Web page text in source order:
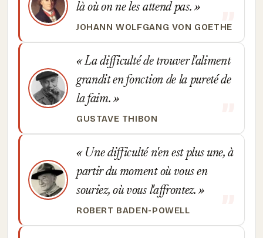
là où on ne les attend pas.
JOHANN WOLFGANG VON GOETHE
La difficulté de trouver l'aliment
grandit en fonction de la pureté de
la faim.
GUSTAVE THIBON
Une difficulté n'en est plus une, à
partir du moment où vous en
souriez, où vous l'affrontez.
ROBERT BADEN-POWELL